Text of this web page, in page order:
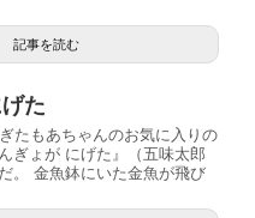
記事を読む
た
たもあちゃんのお気に入りの
ぎょが にげた』（五味太郎
。 金魚鉢にいた金魚が飛び